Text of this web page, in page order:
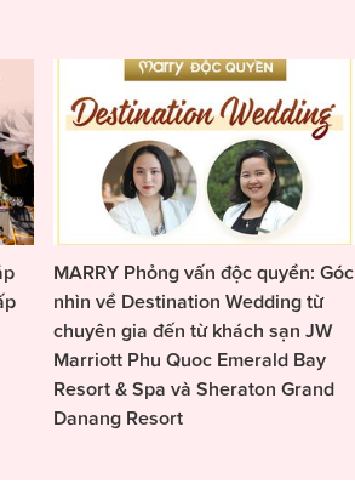
MARRY Phỏng vấn độc quyền: Góc
nhìn về Destination Wedding từ
chuyên gia đến từ khách sạn JW
Marriott Phu Quoc Emerald Bay
Resort & Spa và Sheraton Grand
Danang Resort